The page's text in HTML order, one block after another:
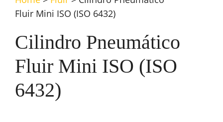
Fluir Mini ISO (ISO 6432)
Cilindro Pneumático
Fluir Mini ISO (ISO
6432)